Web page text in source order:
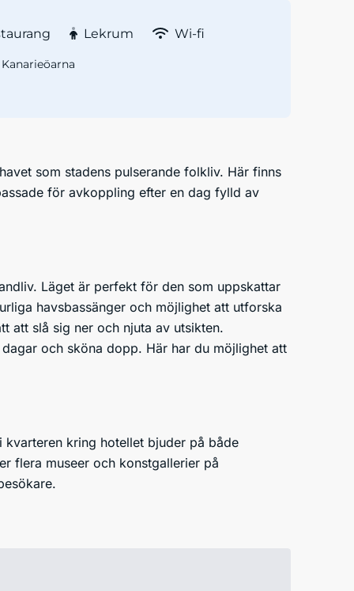
Lekrum Wi-fi
Kanarieöarna
som stadens pulserande folkliv. Här finns
för avkoppling efter en dag fylld av
Läget är perfekt för den som uppskattar
havsbassänger och möjlighet att utforska
att slå sig ner och njuta av utsikten.
och sköna dopp. Här har du möjlighet att
kring hotellet bjuder på både
flera museer och konstgallerier på